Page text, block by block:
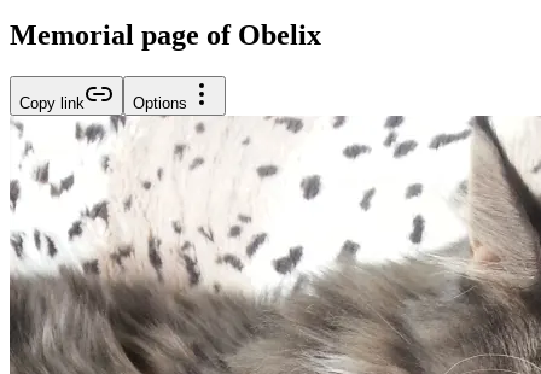
Memorial page of Obelix
Copy link Options